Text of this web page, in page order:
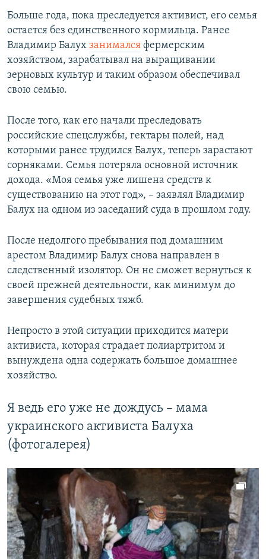
Больше года, пока преследуется активист, его семья
остается без единственного кормильца. Ранее
Владимир Балух занимался фермерским
хозяйством, зарабатывал на выращивании
зерновых культур и таким образом обеспечивал
свою семью.
После того, как его начали преследовать
российские спецслужбы, гектары полей, над
которыми ранее трудился Балух, теперь зарастают
сорняками. Семья потеряла основной источник
дохода. «Моя семья уже лишена средств к
существованию на этот год», – заявлял Владимир
Балух на одном из заседаний суда в прошлом году.
После недолгого пребывания под домашним
арестом Владимир Балух снова направлен в
следственный изолятор. Он не сможет вернуться к
своей прежней деятельности, как минимум до
завершения судебных тяжб.
Непросто в этой ситуации приходится матери
активиста, которая страдает полиартритом и
вынуждена одна содержать большое домашнее
хозяйство.
Я ведь его уже не дождусь – мама
украинского активиста Балуха
(фотогалерея)